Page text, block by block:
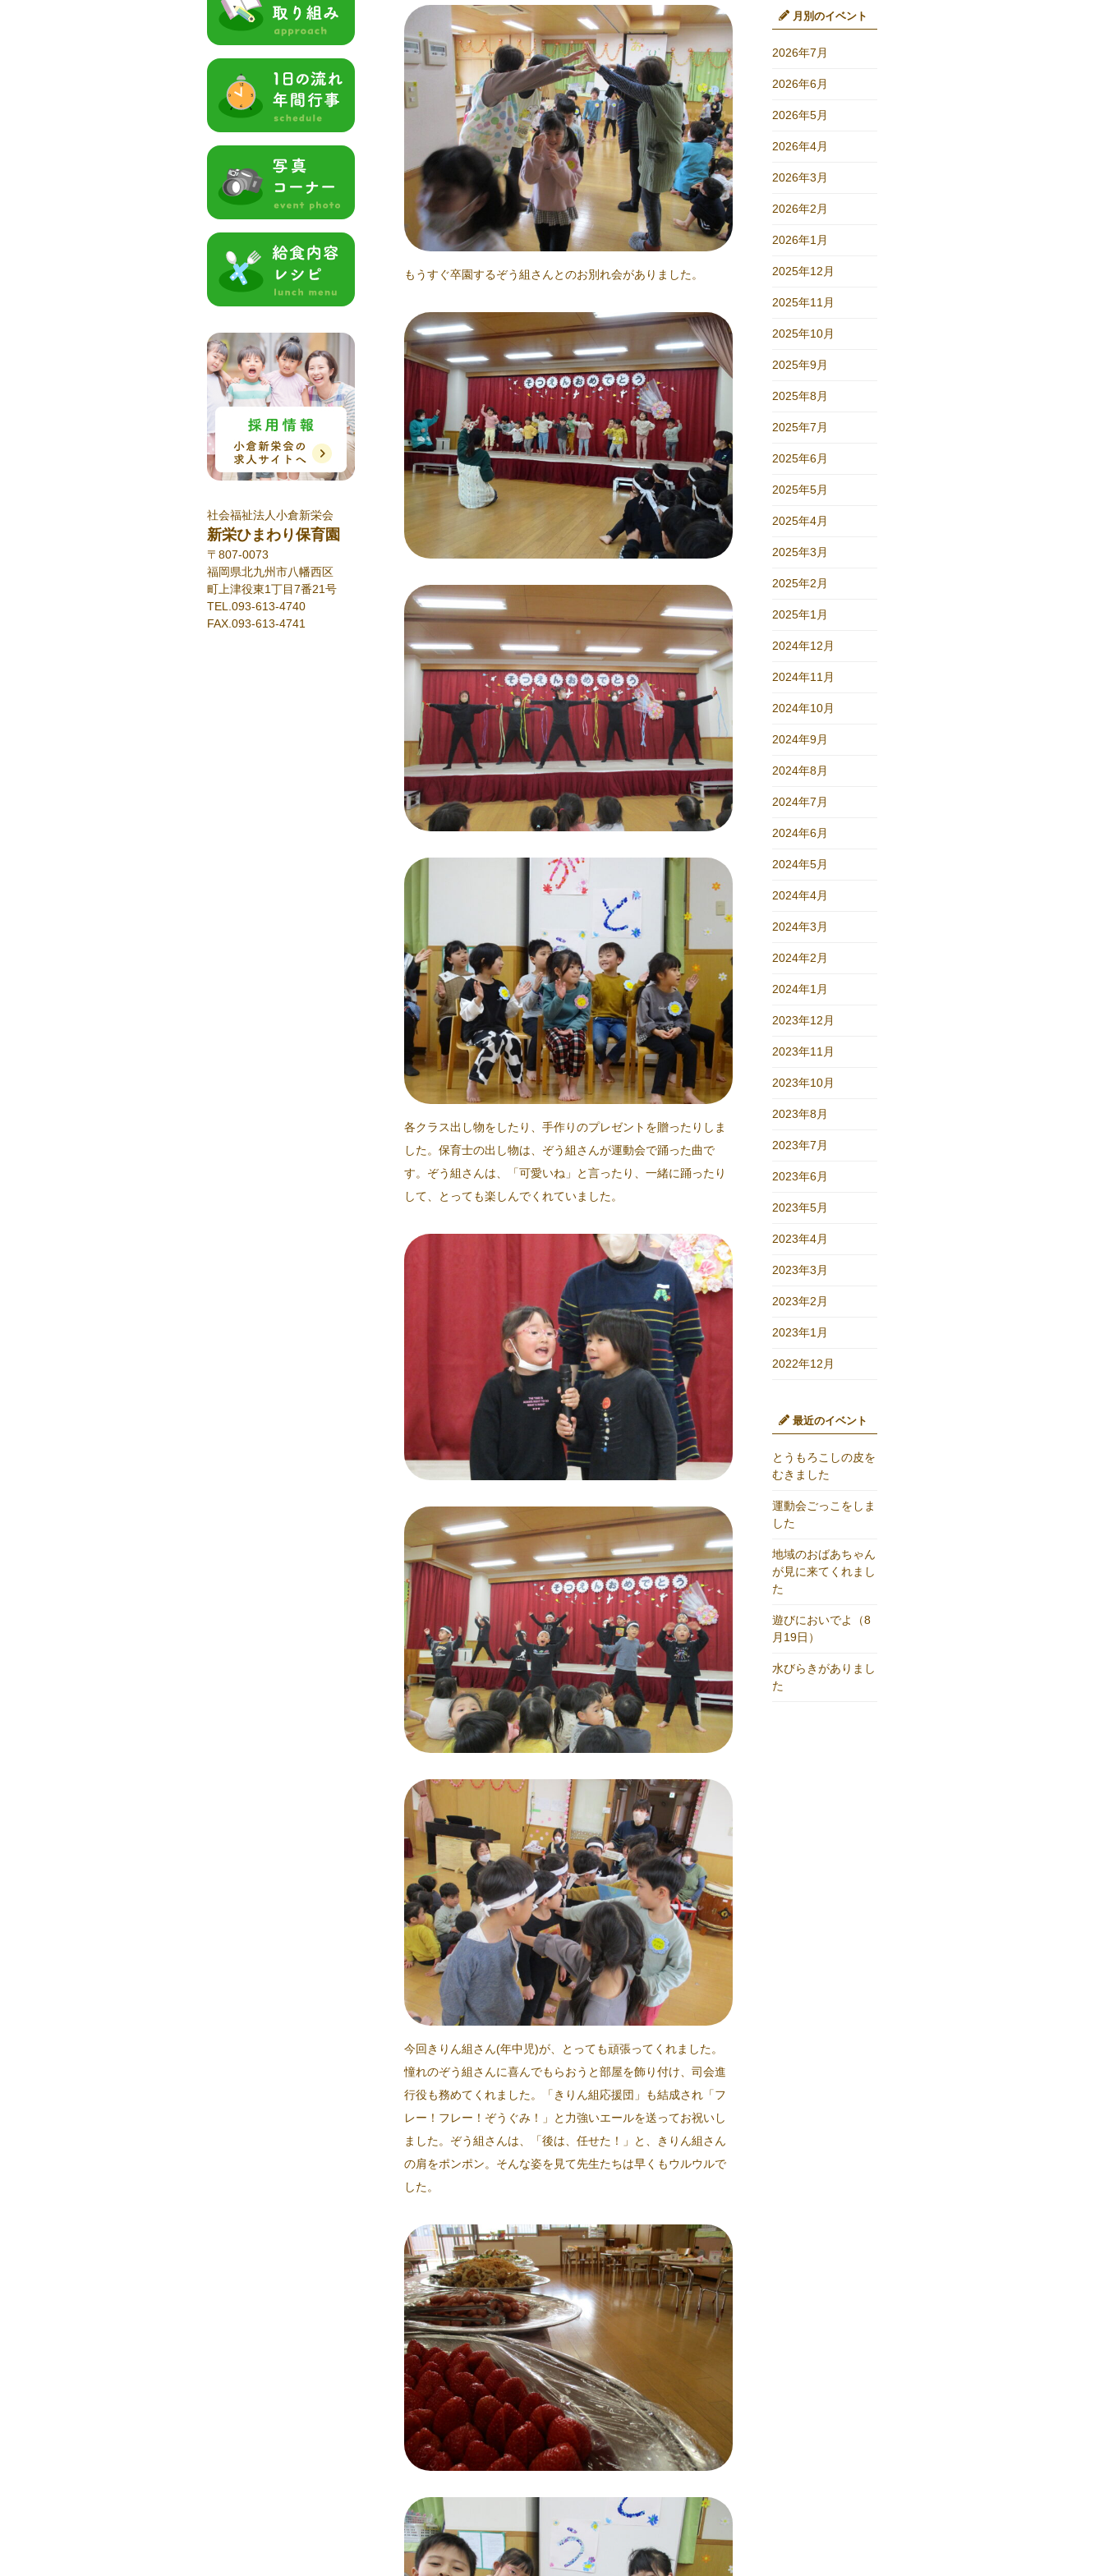
もうすぐ卒園するぞう組さんとのお別れ会がありました。
各クラス出し物をしたり、手作りのプレゼントを贈ったりしま
した。保育士の出し物は、ぞう組さんが運動会で踊った曲で
す。ぞう組さんは、「可愛いね」と言ったり、一緒に踊ったり
して、とっても楽しんでくれていました。
今回きりん組さん(年中児)が、とっても頑張ってくれました。
憧れのぞう組さんに喜んでもらおうと部屋を飾り付け、司会進
行役も務めてくれました。「きりん組応援団」も結成され「フ
レー！フレー！ぞうぐみ！」と力強いエールを送ってお祝いし
ました。ぞう組さんは、「後は、任せた！」と、きりん組さん
の肩をポンポン。そんな姿を見て先生たちは早くもウルウルで
した。
月別のイベント
2026年7月
2026年6月
2026年5月
2026年4月
2026年3月
2026年2月
2026年1月
2025年12月
2025年11月
2025年10月
2025年9月
2025年8月
2025年7月
2025年6月
2025年5月
2025年4月
2025年3月
2025年2月
2025年1月
2024年12月
2024年11月
2024年10月
2024年9月
2024年8月
2024年7月
2024年6月
2024年5月
2024年4月
2024年3月
2024年2月
2024年1月
2023年12月
2023年11月
2023年10月
2023年8月
2023年7月
2023年6月
2023年5月
2023年4月
2023年3月
2023年2月
2023年1月
2022年12月
最近のイベント
とうもろこしの皮を
むきました
運動会ごっこをしま
した
地域のおばあちゃん
が見に来てくれまし
た
遊びにおいでよ（8
月19日）
水びらきがありまし
た
社会福祉法人小倉新栄会
新栄ひまわり保育園
〒807-0073
福岡県北九州市八幡西区
町上津役東1丁目7番21号
TEL.093-613-4740
FAX.093-613-4741